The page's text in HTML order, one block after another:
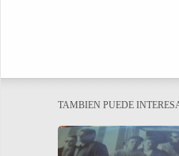
TAMBIEN PUEDE